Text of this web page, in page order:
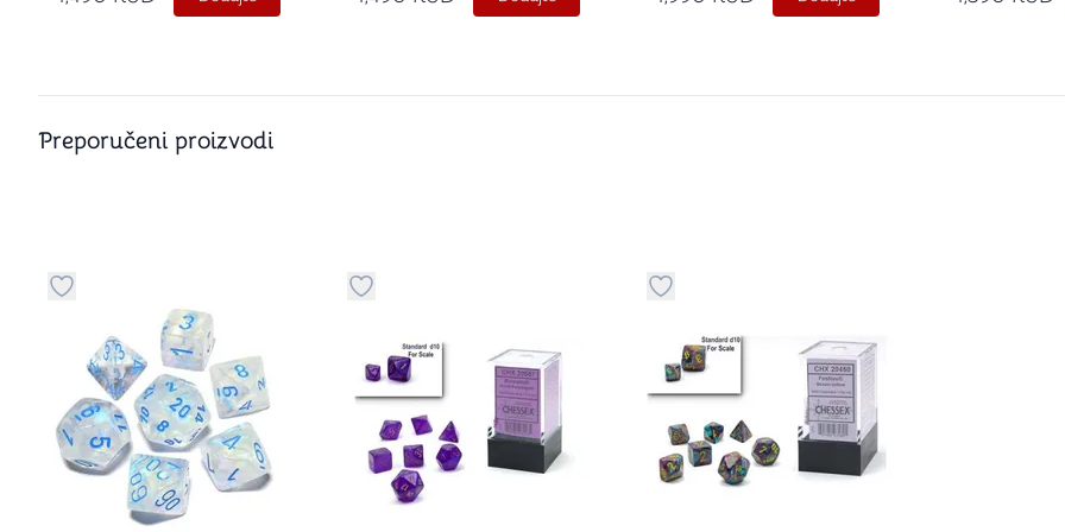
Preporučeni proizvodi
Dugme za dodavanje stvari u kategoriju omiljenoDugme za dodavanje stvari u kategoriju omiljenoDugme za dodavanje stvari u kategoriju omiljeno